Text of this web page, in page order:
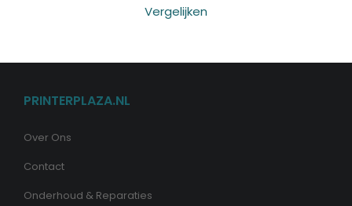
Vergelijken
PRINTERPLAZA.NL
Over Ons
Contact
Onderhoud & Reparaties